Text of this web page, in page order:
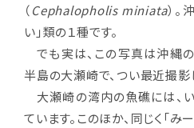
（Cephalopholis miniata）。
い」類の１種です。
でも実は、この写真は沖縄
半島の大瀬崎で、つい最近撮影
大瀬崎の湾内の魚礁には、
ています。このほか、同じく「